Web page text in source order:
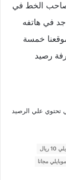
صاحب الخط في
في هاتفه
خمسة
رصيد
تحتوي علي الرصيد
مجانا